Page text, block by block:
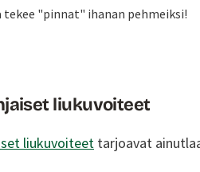
tekee "pinnat" ihanan pehmeiksi!
liukuvoiteet
liukuvoiteet tarjoavat